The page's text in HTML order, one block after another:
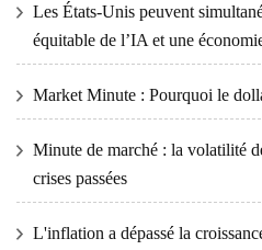
Les États-Unis peuvent
équitable de l’IA et une
Market Minute : Pourquoi le
Minute de marché : la volatilité
crises passées
L'inflation a dépassé la